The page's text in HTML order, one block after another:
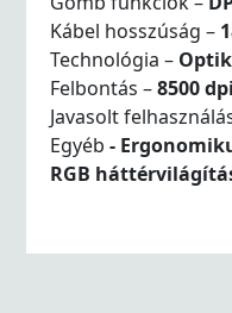
Kábel hosszúság –
Technológia –
Felbontás –8500 dpi
Javasolt
Egyéb -
RGB